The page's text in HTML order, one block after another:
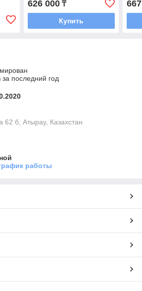
626 000₸
Купить
последний год
б, Атырау, Казахстан
работы